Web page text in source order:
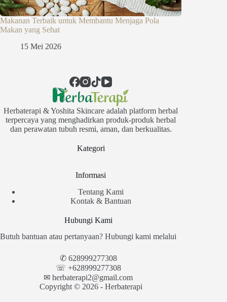
Makanan Terbaik untuk Membantu Menjaga Pola
Makan yang Sehat
15 Mei 2026
Herbaterapi & Yoshita Skincare adalah platform herbal
terpercaya yang menghadirkan produk-produk herbal
dan perawatan tubuh resmi, aman, dan berkualitas.
Kategori
Informasi
Tentang Kami
Kontak & Bantuan
Hubungi Kami
Butuh bantuan atau pertanyaan? Hubungi kami melalui
✆ 628999277308
☏ +628999277308
✉︎ herbaterapi2@gmail.com
Copyright © 2026 - Herbaterapi